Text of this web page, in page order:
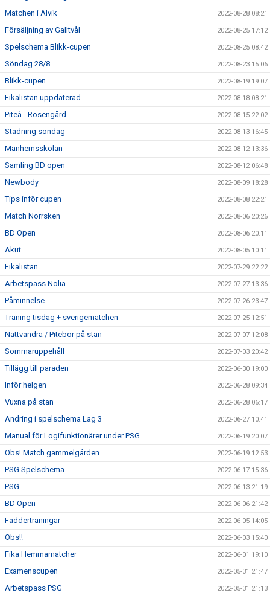
Matchen i Alvik 2022-08-28 08:21
Försäljning av Galltvål 2022-08-25 17:12
Spelschema Blikk-cupen 2022-08-25 08:42
Söndag 28/8 2022-08-23 15:06
Blikk-cupen 2022-08-19 19:07
Fikalistan uppdaterad 2022-08-18 08:21
Piteå - Rosengård 2022-08-15 22:02
Städning söndag 2022-08-13 16:45
Manhemsskolan 2022-08-12 13:36
Samling BD open 2022-08-12 06:48
Newbody 2022-08-09 18:28
Tips inför cupen 2022-08-08 22:21
Match Norrsken 2022-08-06 20:26
BD Open 2022-08-06 20:11
Akut 2022-08-05 10:11
Fikalistan 2022-07-29 22:22
Arbetspass Nolia 2022-07-27 13:36
Påminnelse 2022-07-26 23:47
Träning tisdag + sverigematchen 2022-07-25 12:51
Nattvandra / Pitebor på stan 2022-07-07 12:08
Sommaruppehåll 2022-07-03 20:42
Tillägg till paraden 2022-06-30 19:00
Inför helgen 2022-06-28 09:34
Vuxna på stan 2022-06-28 06:17
Ändring i spelschema Lag 3 2022-06-27 10:41
Manual för Logifunktionärer under PSG 2022-06-19 20:07
Obs! Match gammelgården 2022-06-19 12:53
PSG Spelschema 2022-06-17 15:36
PSG 2022-06-13 21:19
BD Open 2022-06-06 21:42
Fadderträningar 2022-06-05 14:05
Obs!! 2022-06-03 15:40
Fika Hemmamatcher 2022-06-01 19:10
Examenscupen 2022-05-31 21:47
Arbetspass PSG 2022-05-31 21:13